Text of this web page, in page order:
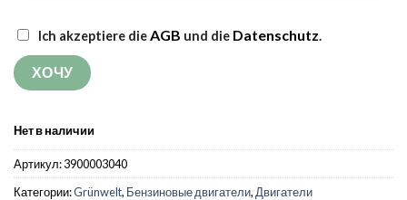
Ich akzeptiere die AGB und die Datenschutz.
Нет в наличии
Артикул:3900003040
Категории:Grünwelt, Бензиновые двигатели, Двигатели